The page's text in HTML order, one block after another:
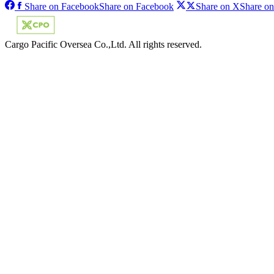
Share on FacebookShare on Facebook Share on XShare
Cargo Pacific Oversea Co.,Ltd. All rights reserved.